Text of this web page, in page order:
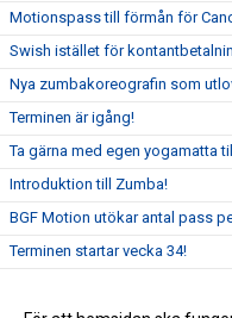
Motionspass till förmån för
Swish istället för
Nya zumbakoreografin som
Terminen är igång!
Ta gärna med egen yogamatta
Introduktion till Zumba!
BGF Motion utökar antal pass
Terminen startar vecka 34!